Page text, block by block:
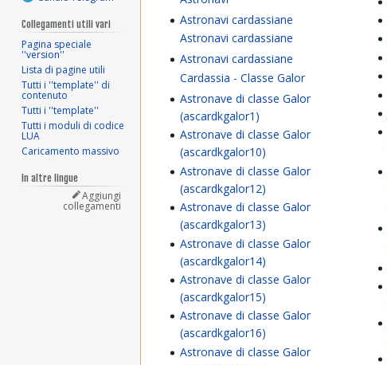
Astronavi cardassiane
Astronavi cardassiane
Astronavi cardassiane
Cardassia - Classe Galor
Astronave di classe Galor
(ascardkgalor1)
Astronave di classe Galor
(ascardkgalor10)
Astronave di classe Galor
(ascardkgalor12)
Astronave di classe Galor
(ascardkgalor13)
Astronave di classe Galor
(ascardkgalor14)
Astronave di classe Galor
(ascardkgalor15)
Astronave di classe Galor
(ascardkgalor16)
Astronave di classe Galor
Collegamenti utili vari
Pagina speciale
''version''
Lista di pagine utili
Tutti i ''template'' di
contenuto
Tutti i ''template''
Tutti i moduli di codice
LUA
Caricamento massivo
In altre lingue
Aggiungi
collegamenti